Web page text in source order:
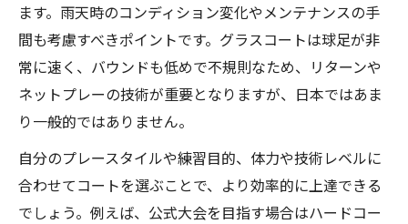
ます。雨天時のコンディション変化やメンテナンスの手
間も考慮すべきポイントです。グラスコートは球足が非
常に速く、バウンドも低めで不規則なため、リターンや
ネットプレーの技術が重要となりますが、日本ではあま
り一般的ではありません。
自分のプレースタイルや練習目的、体力や技術レベルに
合わせてコートを選ぶことで、より効率的に上達できる
でしょう。例えば、公式大会を目指す場合はハードコー